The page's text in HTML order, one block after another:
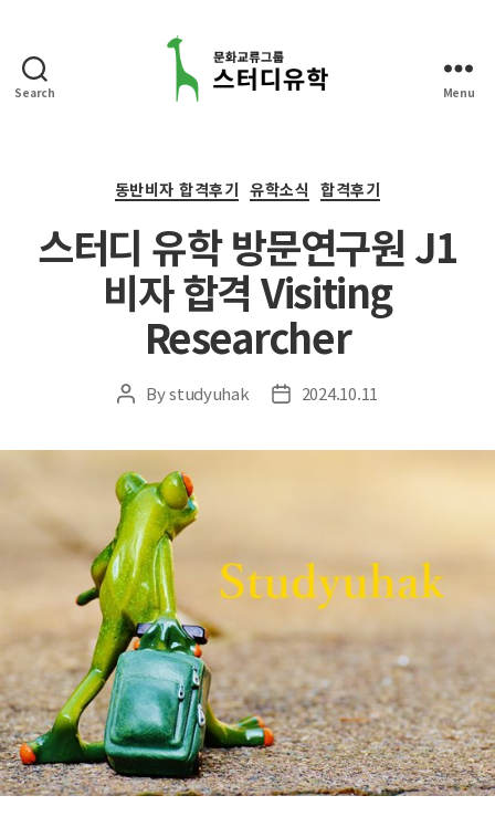
Search
유
학
Menu
Categories
동반비자 합격후기 유학소식 합격후기
스터디 유학 방문연구원 J1
비자 합격 Visiting
Researcher
PostBystudyuhak
Post2024.10.11